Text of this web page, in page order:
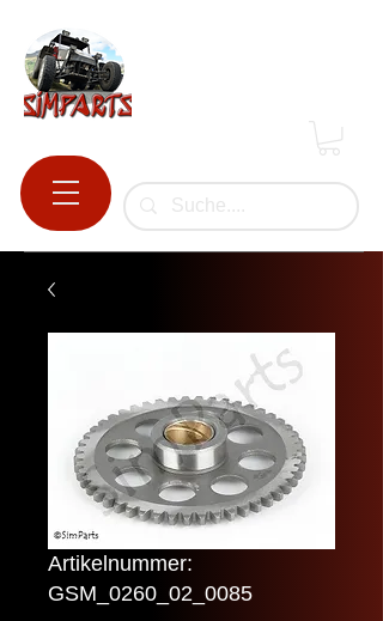
Artikelnummer:
GSM_0260_02_0085